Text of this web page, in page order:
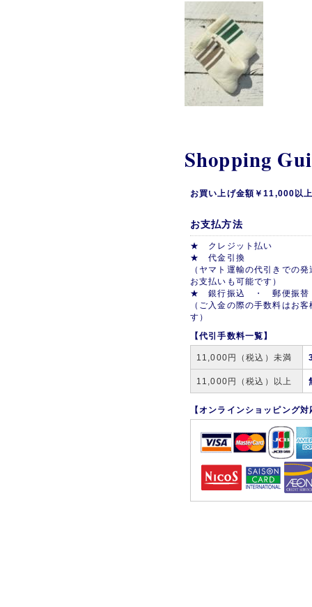
Shopping
お買い上げ金額￥11,000以
お支払方法
★ クレジット払い
★ 代金引換
（ヤマト運輸の代引きでの
お支払いも可能です）
★ 銀行振込 ・ 郵便振替
（ご入金の際の手数料はお
す）
【代引手数料一覧】
11,000円（税込）未満
11,000円（税込）以上
【オンラインショッピング